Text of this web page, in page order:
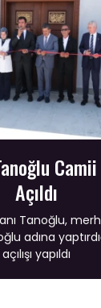
Açıldı
Tanoğlu,
adına
açılışı yapıldı